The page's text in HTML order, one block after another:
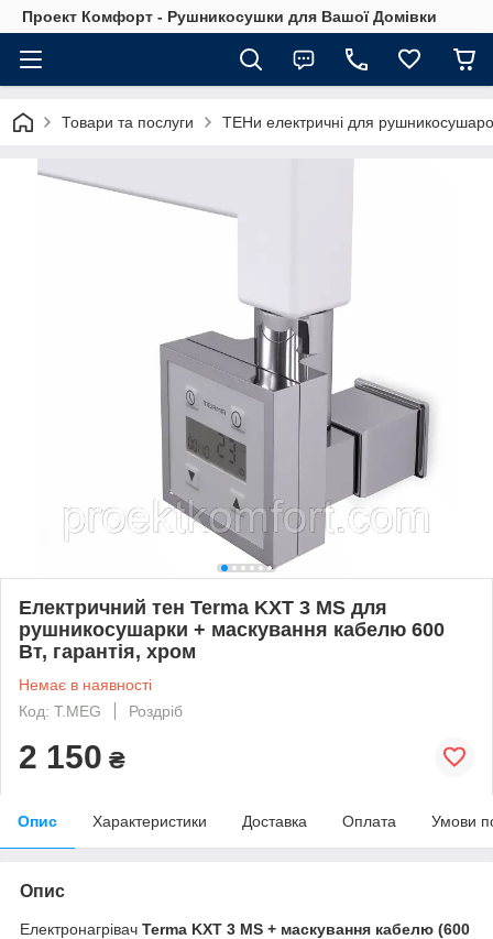
Проект Комфорт - Рушникосушки для Вашої Домівки
Товари та послуги ТЕНи електричні для
Електричний тен Terma KXT 3 MS для
рушникосушарки + маскування кабелю 600
Вт, гарантія, хром
Немає в наявності
Код: Т.МЕG
Роздріб
2 150 ₴
Опис Характеристики Доставка Оплата Умови
Опис
Електронагрівач Terma KXT 3 MS + маскування кабелю (600